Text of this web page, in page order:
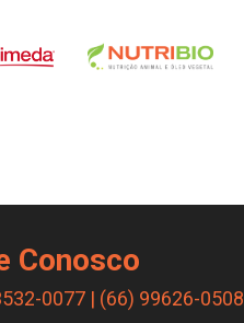
Conosco
0077 | (66) 99626-0508